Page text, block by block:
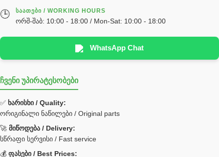
სხადასხვა
Hyva
უჟანგავი ფოლადი
Bobcat ფილტრი
Caterpillar ფილტრი
JCB ფილტრი
🕒 ᲡᲐᲐᲗᲔᲑᲘ / WORKING HOURS
ორშ-შაბ: 10:00 - 18:00 / Mon-Sat: 10:00 - 18:00
WhatsApp Chat
ჩვენი უპირატესობები
✅ ხარისხი / Quality:
ორიგინალი ნაწილები / Original parts
🚀 მიწოდება / Delivery:
სწრაფი სერვისი / Fast service
💰 ფასები / Best Prices: